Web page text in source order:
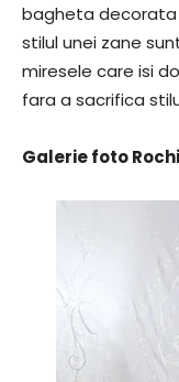
bagheta decorata
stilul unei zane
miresele care isi
fara a sacrifica
Galerie foto